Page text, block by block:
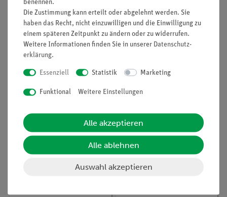
Artikel-Nr.:CHE-881317311
6,30 €
Artikel-Nr.:
14,20 €
benennen.
Die Zustimmung kann erteilt oder abgelehnt werden. Sie
haben das Recht, nicht einzuwilligen und die Einwilligung zu
einem späteren Zeitpunkt zu ändern oder zu widerrufen.
Weitere Informationen finden Sie in unserer Daten­schutz­
erklärung.
Essenziell Statistik Marketing
Funktional Weitere Einstellungen
Alle akzeptieren
Alle ablehnen
Auswahl akzeptieren